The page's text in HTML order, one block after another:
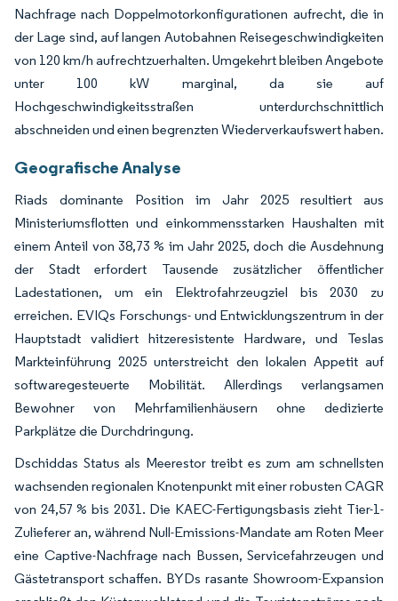
Nachfrage nach Doppelmotorkonfigurationen aufrecht, die in
der Lage sind, auf langen Autobahnen Reisegeschwindigkeiten
von 120 km/h aufrechtzuerhalten. Umgekehrt bleiben Angebote
unter 100 kW marginal, da sie auf
Hochgeschwindigkeitsstraßen unterdurchschnittlich
abschneiden und einen begrenzten Wiederverkaufswert haben.
Geografische Analyse
Riads dominante Position im Jahr 2025 resultiert aus
Ministeriumsflotten und einkommensstarken Haushalten mit
einem Anteil von 38,73 % im Jahr 2025, doch die Ausdehnung
der Stadt erfordert Tausende zusätzlicher öffentlicher
Ladestationen, um ein Elektrofahrzeugziel bis 2030 zu
erreichen. EVIQs Forschungs- und Entwicklungszentrum in der
Hauptstadt validiert hitzeresistente Hardware, und Teslas
Markteinführung 2025 unterstreicht den lokalen Appetit auf
softwaregesteuerte Mobilität. Allerdings verlangsamen
Bewohner von Mehrfamilienhäusern ohne dedizierte
Parkplätze die Durchdringung.
Dschiddas Status als Meerestor treibt es zum am schnellsten
wachsenden regionalen Knotenpunkt mit einer robusten CAGR
von 24,57 % bis 2031. Die KAEC-Fertigungsbasis zieht Tier-1-
Zulieferer an, während Null-Emissions-Mandate am Roten Meer
eine Captive-Nachfrage nach Bussen, Servicefahrzeugen und
Gästetransport schaffen. BYDs rasante Showroom-Expansion